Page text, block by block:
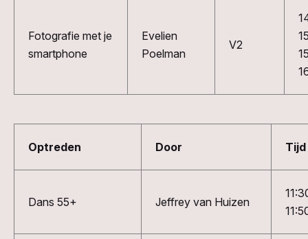
Fotografie met je
smartphone
Evelien
Poelman
V2
Optreden Door Tijd
Dans 55+ Jeffrey van Huizen